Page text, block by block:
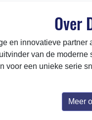
Over
en innovatieve
van de
voor een unieke serie
Meer